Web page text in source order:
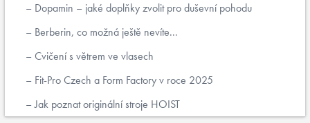
Dopamin – jaké doplňky zvolit pro duševní pohodu
Berberin, co možná ještě nevíte...
Cvičení s větrem ve vlasech
Fit-Pro Czech a Form Factory v roce 2025
Jak poznat originální stroje HOIST